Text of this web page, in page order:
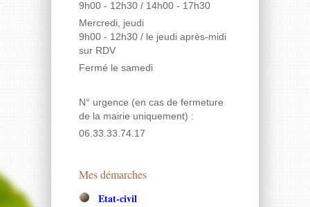
9h00 - 12h30 / 14h00 - 17h30
Mercredi, jeudi
9h00 - 12h30 / le jeudi après-midi
sur RDV
Fermé le samedi
N° urgence (en cas de fermeture
de la mairie uniquement) :
06.33.33.74.17
Mes démarches
Etat-civil